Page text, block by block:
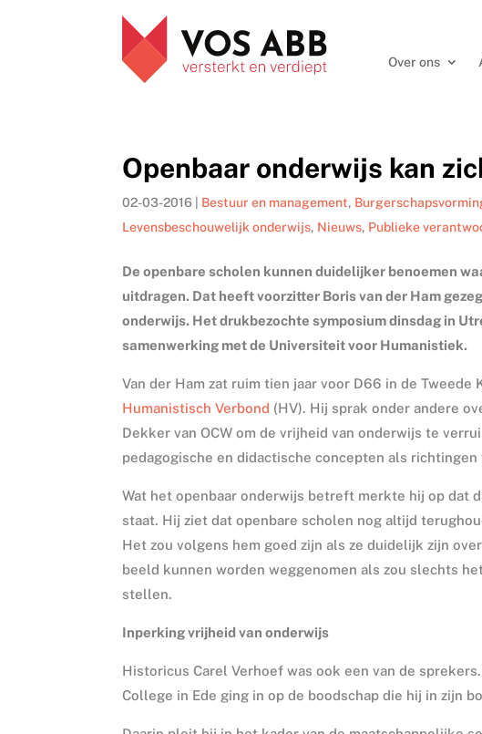
Over ons
Openbaar onderwijs kan
02-03-2016 Bestuur en management,
Levensbeschouwelijk onderwijs, Nieuws, Publieke
De openbare scholen kunnen duidelijker benoemen
uitdragen. Dat heeft voorzitter Boris van der Ham
onderwijs. Het drukbezochte symposium dinsdag in
samenwerking met de Universiteit voor Humanistiek.
Van der Ham zat ruim tien jaar voor D66 in de
Humanistisch Verbond (HV). Hij sprak onder andere
Dekker van OCW om de vrijheid van onderwijs te
pedagogische en didactische concepten als richtingen
Wat het openbaar onderwijs betreft merkte hij op dat
staat. Hij ziet dat openbare scholen nog altijd
Het zou volgens hem goed zijn als ze duidelijk zijn
beeld kunnen worden weggenomen als zou slechts
stellen.
Inperking vrijheid van onderwijs
Historicus Carel Verhoef was ook een van de
College in Ede ging in op de boodschap die hij in zijn